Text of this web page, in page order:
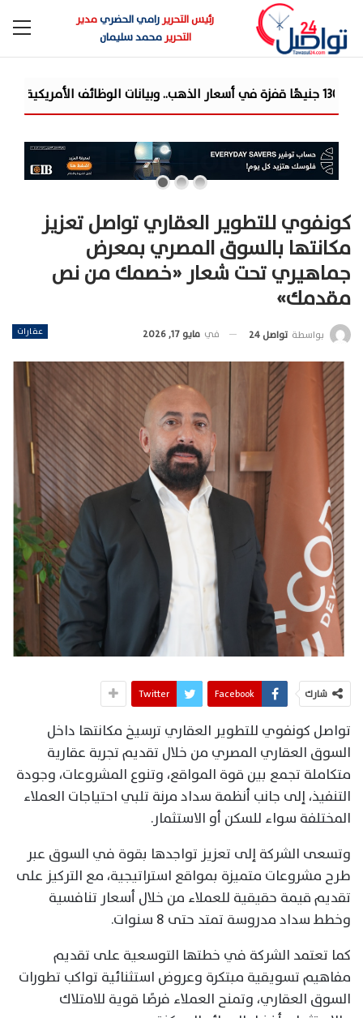
رئيس التحريررامي الحضريمدير
التحريرمحمد سليمان
كونفوي للتطوير العقاري تواصل تعزيز
مكانتها بالسوق المصري بمعرض
جماهيري تحت شعار «خصمك من نص
مقدمك»
عقارات بواسطة تواصل 24 في مايو 17, 2026
شارك Facebook
Twitter
تواصل كونفوي للتطوير العقاري ترسيخ مكانتها داخل
السوق العقاري المصري من خلال تقديم تجربة عقارية
متكاملة تجمع بين قوة المواقع، وتنوع المشروعات، وجودة
التنفيذ، إلى جانب أنظمة سداد مرنة تلبي احتياجات العملاء
المختلفة سواء للسكن أو الاستثمار.
وتسعى الشركة إلى تعزيز تواجدها بقوة في السوق عبر
طرح مشروعات متميزة بمواقع استراتيجية، مع التركيز على
تقديم قيمة حقيقية للعملاء من خلال أسعار تنافسية
وخطط سداد مدروسة تمتد حتى 8 سنوات.
كما تعتمد الشركة في خطتها التوسعية على تقديم
مفاهيم تسويقية مبتكرة وعروض استثنائية تواكب تطورات
السوق العقاري، وتمنح العملاء فرصًا قوية للامتلاك